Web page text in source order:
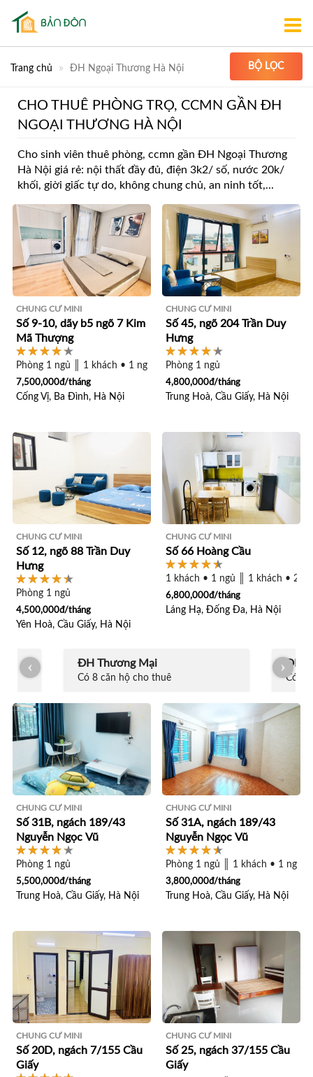
Trang chủ ĐH Ngoại Thương Hà Nội BỘ LỌC
CHO THUÊ PHÒNG TRỌ, CCMN GẦN ĐH
NGOẠI THƯƠNG HÀ NỘI
Cho sinh viên thuê phòng, ccmn gần ĐH Ngoại Thương
Hà Nội giá rẻ: nội thất đầy đủ, điện 3k2/ số, nước 20k/
khối, giời giấc tự do, không chung chủ, an ninh tốt,...
CHUNG CƯ MINI
Số 9-10, dãy b5 ngõ 7 Kim
Mã Thượng
Phòng 1 ngủ ║ 1 khách • 1 ngủ
7,500,000đ/tháng
Cống Vị, Ba Đình, Hà Nội
CHUNG CƯ MINI
Số 45, ngõ 204 Trần Duy
Hưng
Phòng 1 ngủ
4,800,000đ/tháng
Trung Hoà, Cầu Giấy, Hà Nội
CHUNG CƯ MINI
Số 12, ngõ 88 Trần Duy
Hưng
Phòng 1 ngủ
4,500,000đ/tháng
Yên Hoà, Cầu Giấy, Hà Nội
CHUNG CƯ MINI
Số 66 Hoàng Cầu
1 khách • 1 ngủ ║ 1 khách • 2
6,800,000đ/tháng
Láng Hạ, Đống Đa, Hà Nội
ĐH Thương Mại
Có 8 căn hộ cho thuê
ĐH
Có 8
CHUNG CƯ MINI
Số 31B, ngách 189/43
Nguyễn Ngọc Vũ
Phòng 1 ngủ
5,500,000đ/tháng
Trung Hoà, Cầu Giấy, Hà Nội
CHUNG CƯ MINI
Số 31A, ngách 189/43
Nguyễn Ngọc Vũ
Phòng 1 ngủ ║ 1 khách • 1 ngủ
3,800,000đ/tháng
Trung Hoà, Cầu Giấy, Hà Nội
CHUNG CƯ MINI
Số 20D, ngách 7/155 Cầu
Giấy
CHUNG CƯ MINI
Số 25, ngách 37/155 Cầu
Giấy